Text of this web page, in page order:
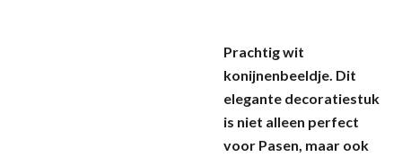
Prachtig wit
konijnenbeeldje. Dit
elegante decoratiestuk
is niet alleen perfect
voor Pasen, maar ook